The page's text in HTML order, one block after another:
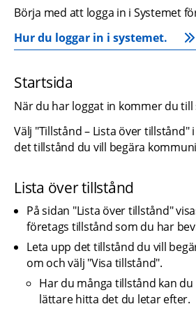
Börja med att logga in i Systemet
Hur du loggar in i systemet.
Startsida
När du har loggat in kommer du
Välj "Tillstånd – Lista över
det tillstånd du vill begära
Lista över tillstånd
På sidan "Lista över tillstånd"
företags tillstånd som du har
Leta upp det tillstånd du vill
om och välj "Visa tillstånd".
Har du många tillstånd kan
lättare hitta det du letar efter.